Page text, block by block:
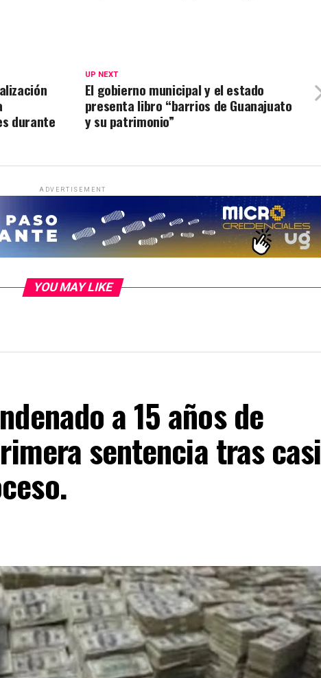
UP NEXT
El gobierno municipal y el estado
presenta libro “barrios de Guanajuato
y su patrimonio”
durante
ADVERTISEMENT
YOU MAY LIKE
a 15 años de
sentencia tras casi